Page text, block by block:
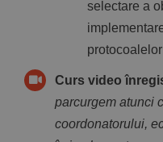
selectare a
Curs video
parcurgem atunci
coordonatorului,